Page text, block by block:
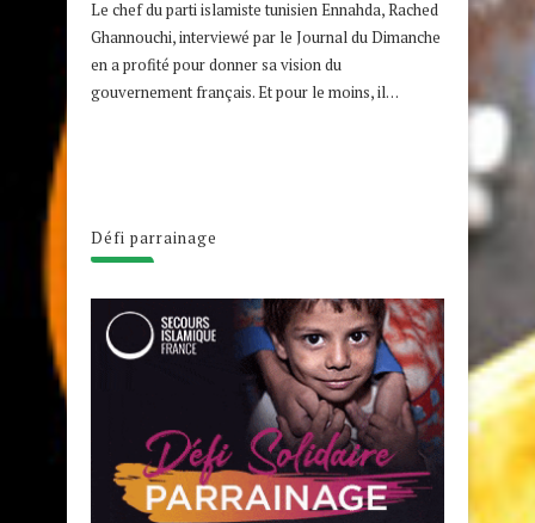
Le chef du parti islamiste tunisien Ennahda, Rached
Ghannouchi, interviewé par le Journal du Dimanche
en a profité pour donner sa vision du
gouvernement français. Et pour le moins, il…
Défi parrainage